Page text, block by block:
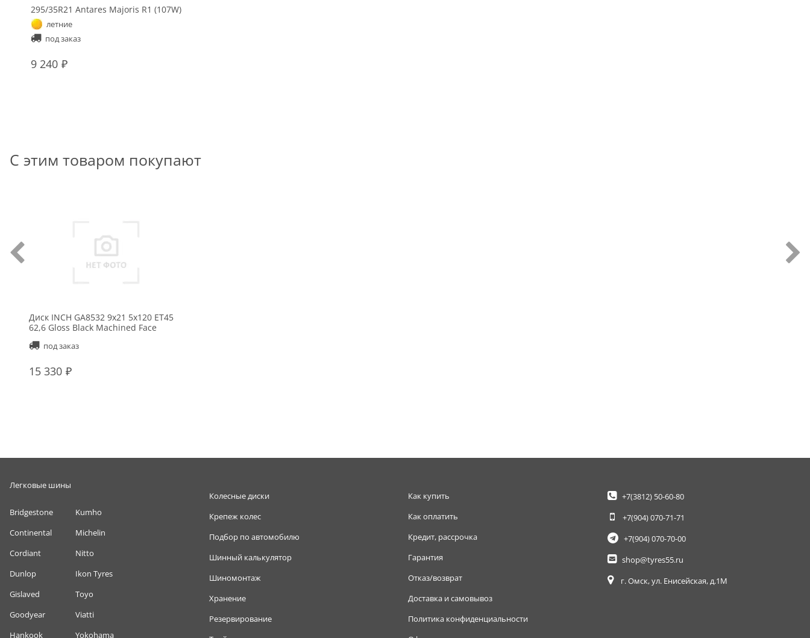
295/35R21 Antares Majoris R1 (107W)
летние
под заказ
9 240
С этим товаром покупают
Диск INCH GA8532 9x21 5x120 ET45
62,6 Gloss Black Machined Face
под заказ
15 330
Легковые шины
Bridgestone
Continental
Cordiant
Dunlop
Gislaved
Goodyear
Hankook
Kumho
Michelin
Nitto
Ikon Tyres
Toyo
Viatti
Yokohama
Колесные диски
Крепеж колес
Подбор по автомобилю
Шинный калькулятор
Шиномонтаж
Хранение
Резервирование
Как купить
Как оплатить
Кредит, рассрочка
Гарантия
Отказ/возврат
Доставка и самовывоз
Политика конфиденциальности
+7(3812)50-60-80
+7(904)070-71-71
+7(904)070-70-00
shop@tyres55.ru
г. Омск, ул. Енисейская, д.1М